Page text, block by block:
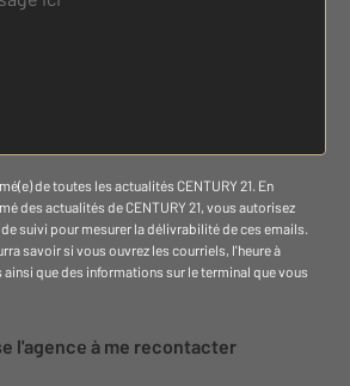
de toutes les actualités CENTURY 21. En
des actualités de CENTURY 21, vous autorisez
suivi pour mesurer la délivrabilité de ces emails.
savoir si vous ouvrez les courriels, l'heure à
que des informations sur le terminal que vous
l'agence à me recontacter